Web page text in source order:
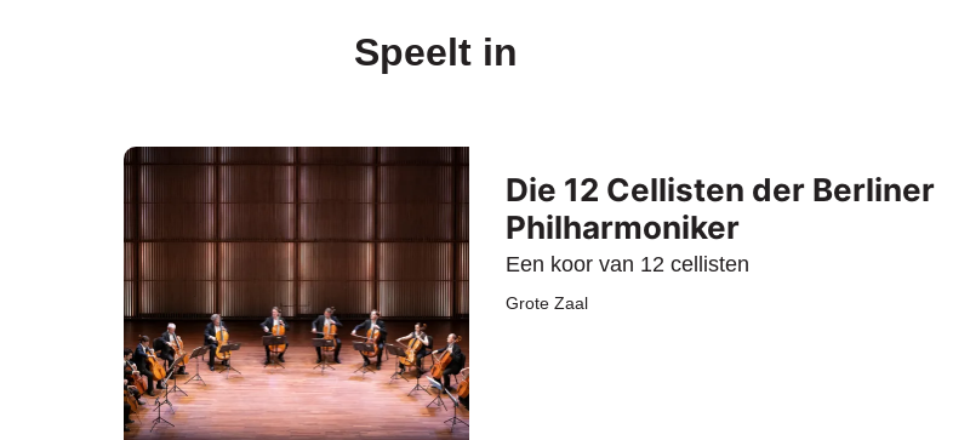
Speelt in
Die 12 Cellisten der Berliner
Philharmoniker
Een koor van 12 cellisten
Grote Zaal